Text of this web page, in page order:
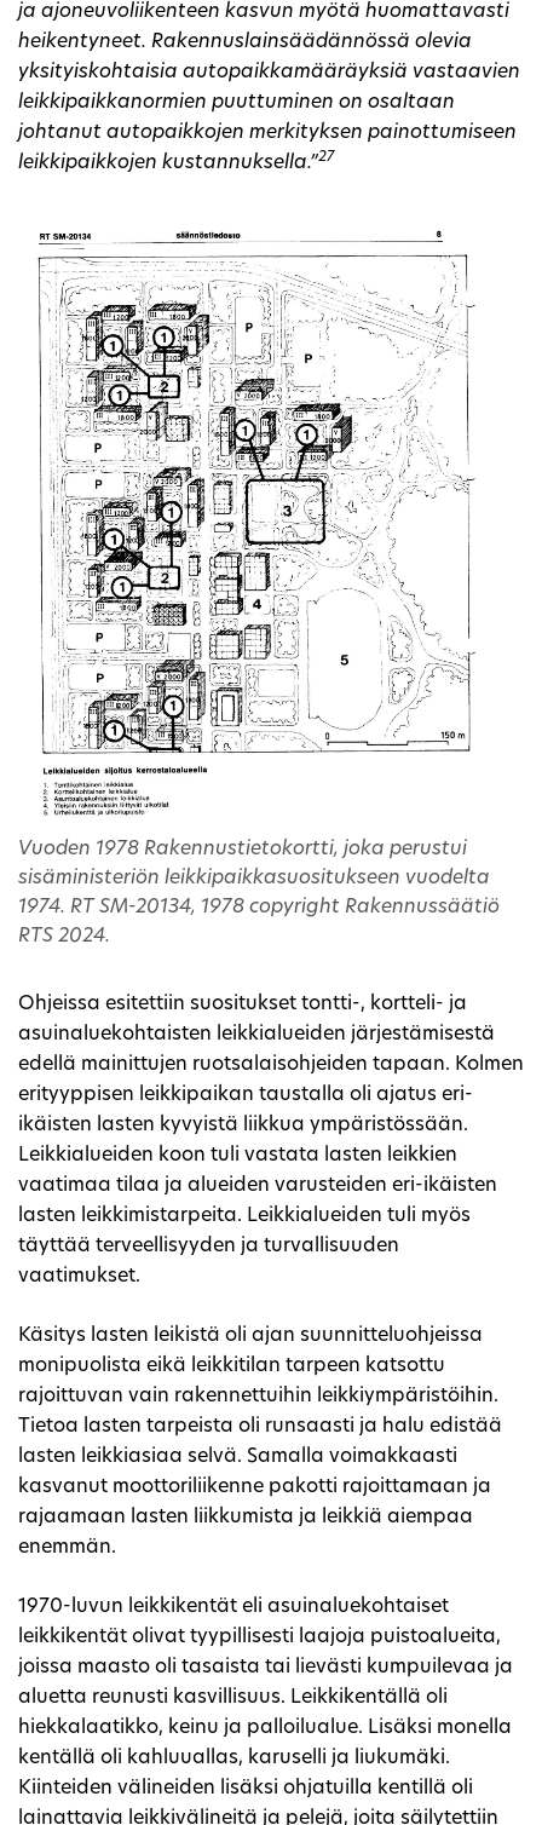
ja ajoneuvoliikenteen kasvun myötä huomattavasti
heikentyneet. Rakennuslainsäädännössä olevia
yksityiskohtaisia autopaikkamääräyksiä vastaavien
leikkipaikkanormien puuttuminen on osaltaan
johtanut autopaikkojen merkityksen painottumiseen
leikkipaikkojen kustannuksella.”27
Vuoden 1978 Rakennustietokortti, joka perustui
sisäministeriön leikkipaikkasuositukseen vuodelta
1974. RT SM-20134, 1978 copyright Rakennussäätiö
RTS 2024.
Ohjeissa esitettiin suositukset tontti-, kortteli- ja
asuinaluekohtaisten leikkialueiden järjestämisestä
edellä mainittujen ruotsalaisohjeiden tapaan. Kolmen
erityyppisen leikkipaikan taustalla oli ajatus eri-
ikäisten lasten kyvyistä liikkua ympäristössään.
Leikkialueiden koon tuli vastata lasten leikkien
vaatimaa tilaa ja alueiden varusteiden eri-ikäisten
lasten leikkimistarpeita. Leikkialueiden tuli myös
täyttää terveellisyyden ja turvallisuuden
vaatimukset.
Käsitys lasten leikistä oli ajan suunnitteluohjeissa
monipuolista eikä leikkitilan tarpeen katsottu
rajoittuvan vain rakennettuihin leikkiympäristöihin.
Tietoa lasten tarpeista oli runsaasti ja halu edistää
lasten leikkiasiaa selvä. Samalla voimakkaasti
kasvanut moottoriliikenne pakotti rajoittamaan ja
rajaamaan lasten liikkumista ja leikkiä aiempaa
enemmän.
1970-luvun leikkikentät eli asuinaluekohtaiset
leikkikentät olivat tyypillisesti laajoja puistoalueita,
joissa maasto oli tasaista tai lievästi kumpuilevaa ja
aluetta reunusti kasvillisuus. Leikkikentällä oli
hiekkalaatikko, keinu ja palloilualue. Lisäksi monella
kentällä oli kahluuallas, karuselli ja liukumäki.
Kiinteiden välineiden lisäksi ohjatuilla kentillä oli
lainattavia leikkivälineitä ja pelejä, joita säilytettiin